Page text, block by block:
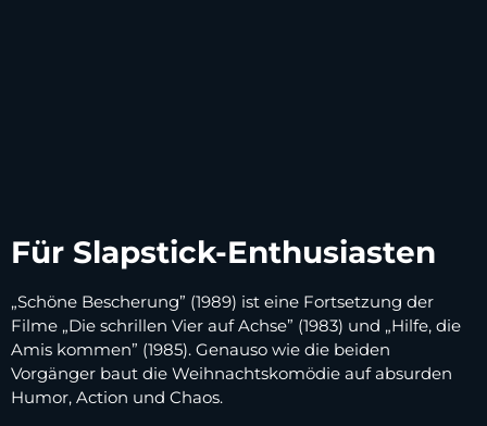
Für Slapstick-Enthusiasten
„Schöne Bescherung” (1989) ist eine Fortsetzung der
Filme „Die schrillen Vier auf Achse” (1983) und „Hilfe, die
Amis kommen” (1985). Genauso wie die beiden
Vorgänger baut die Weihnachtskomödie auf absurden
Humor, Action und Chaos.